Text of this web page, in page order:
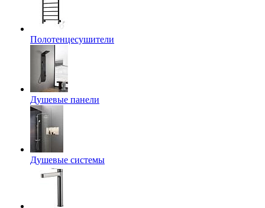
Полотенцесушители
Душевые панели
Душевые системы